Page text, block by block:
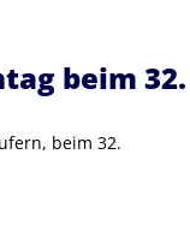
beim 32.
beim 32.